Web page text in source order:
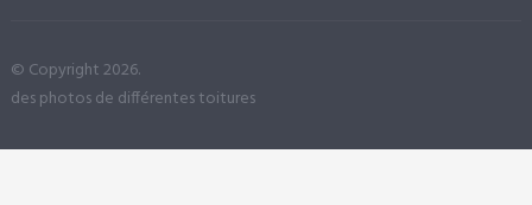
© Copyright 2026.
des photos de différentes toitures